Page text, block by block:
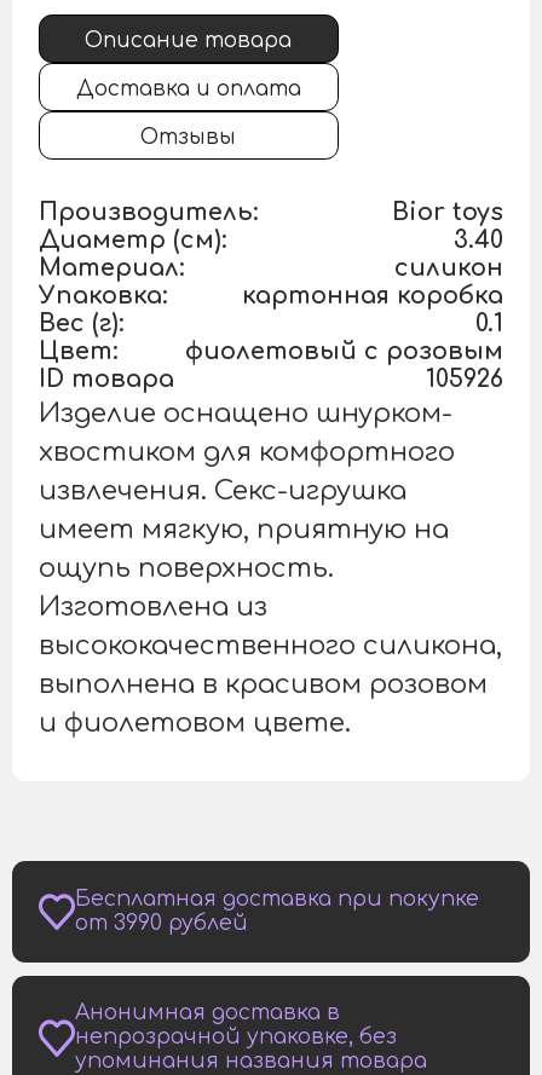
Описание товара
Доставка и оплата
Отзывы
Производитель:
Bior toys
Диаметр (см):
3.40
Материал:
силикон
Упаковка:
картонная коробка
Вес (г):
0.1
Цвет:
фиолетовый с розовым
ID товара
105926
Изделие оснащено шнурком-
хвостиком для комфортного
извлечения. Секс-игрушка
имеет мягкую, приятную на
ощупь поверхность.
Изготовлена из
высококачественного силикона,
выполнена в красивом розовом
и фиолетовом цвете.
Бесплатная доставка при покупке
от 3990 рублей
Анонимная доставка в
непрозрачной упаковке, без
упоминания названия товара